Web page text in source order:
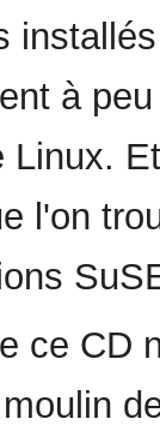
à
Linux.
l'on
ce CD
moulin